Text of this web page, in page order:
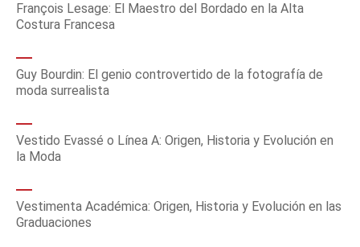
François Lesage: El Maestro del Bordado en la Alta
Costura Francesa
Guy Bourdin: El genio controvertido de la fotografía de
moda surrealista
Vestido Evassé o Línea A: Origen, Historia y Evolución en
la Moda
Vestimenta Académica: Origen, Historia y Evolución en las
Graduaciones